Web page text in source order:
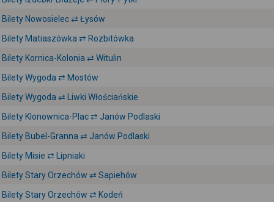
Bilety Nowosielec ⇄ Łysów
Bilety Matiaszówka ⇄ Rozbitówka
Bilety Kornica-Kolonia ⇄ Witulin
Bilety Wygoda ⇄ Mostów
Bilety Wygoda ⇄ Liwki Włościańskie
Bilety Klonownica-Plac ⇄ Janów Podlaski
Bilety Bubel-Granna ⇄ Janów Podlaski
Bilety Misie ⇄ Lipniaki
Bilety Stary Orzechów ⇄ Sapiehów
Bilety Stary Orzechów ⇄ Kodeń